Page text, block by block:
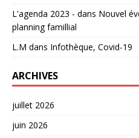
L'agenda 2023 - dans Nouvel
planning famillial
L.M dans Infothèque, Covid-19
ARCHIVES
juillet 2026
juin 2026